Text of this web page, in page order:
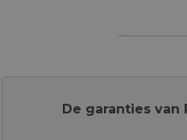
De garanties van